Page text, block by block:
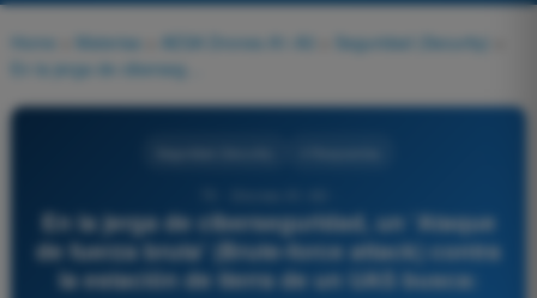
Home Materias AESA Drones A1-A3 Seguridad (Security)
En la jerga de ciberseguridad, un 'Ataque
de fuerza bruta' (Brute-force attack) contra
la estación de tierra de un UAS busca: